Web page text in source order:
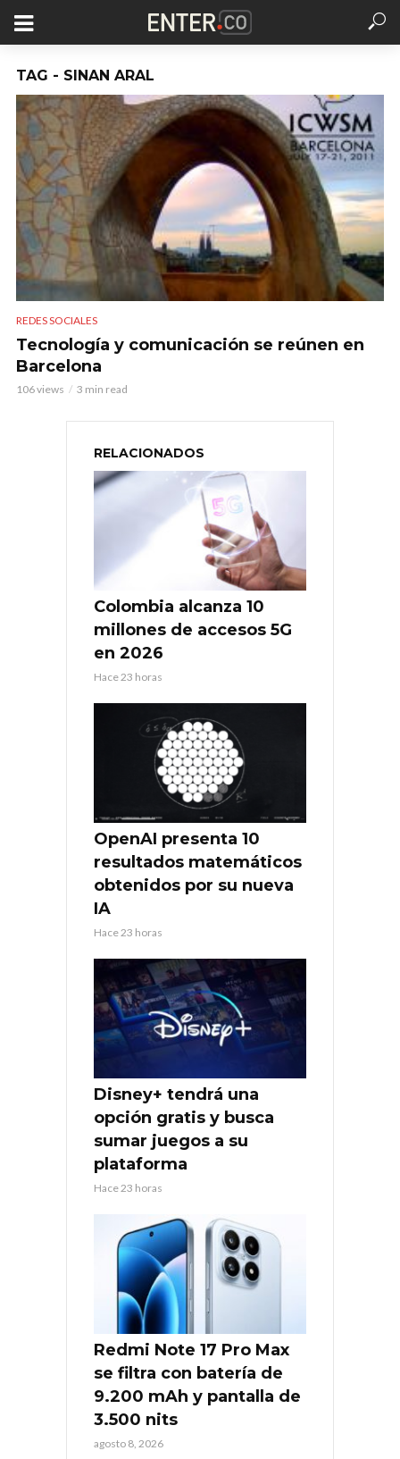
TAG - SINAN ARAL
REDES SOCIALES
Tecnología y comunicación se reúnen en
Barcelona
106 views 3 min read
RELACIONADOS
Colombia alcanza 10
millones de accesos 5G
en 2026
Hace 23 horas
OpenAI presenta 10
resultados matemáticos
obtenidos por su nueva
IA
Hace 23 horas
Disney+ tendrá una
opción gratis y busca
sumar juegos a su
plataforma
Hace 23 horas
Redmi Note 17 Pro Max
se filtra con batería de
9.200 mAh y pantalla de
3.500 nits
agosto 8, 2026